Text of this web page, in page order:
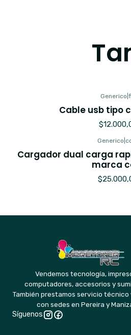
Generico |
Cable usb tipo
Generico |
Cargador dual carga
marca
Vendemos tecnología,
computadores, accesorios y
También prestamos servicio técnico
con sedes en Pereira y
Síguenos